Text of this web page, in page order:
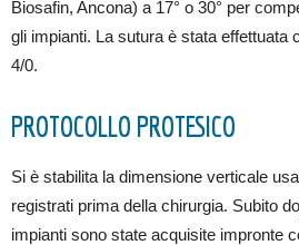
Biosafin, Ancona) a 17° o 30° per
gli impianti. La sutura è stata effettuata
4/0.
PROTOCOLLO PROTESICO
Si è stabilita la dimensione verticale
registrati prima della chirurgia. Subito
impianti sono state acquisite impronte